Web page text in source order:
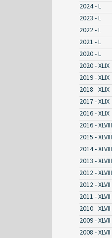
2024 - L
2023 - L
2022 - L
2021 - L
2020 - L
2020 - XLIX
2019 - XLIX
2018 - XLIX
2017 - XLIX
2016 - XLIX
2016 - XLVIII
2015 - XLVIII
2014 - XLVIII
2013 - XLVIII
2012 - XLVIII
2012 - XLVII
2011 - XLVII
2010 - XLVII
2009 - XLVII
2008 - XLVII